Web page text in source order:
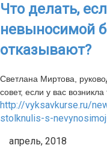
Что делать,
невыносимой
отказывают?
Светлана Миртова,
совет, если у вас
http://vyksavkurse.ru/
stolknulis-s-
апрель, 2018